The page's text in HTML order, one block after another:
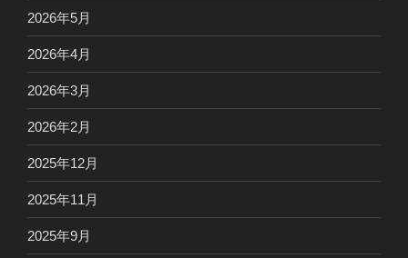
2026年5月
2026年4月
2026年3月
2026年2月
2025年12月
2025年11月
2025年9月